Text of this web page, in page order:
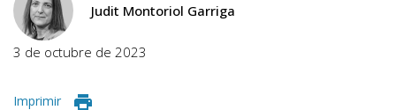
Judit Montoriol Garriga
3 de octubre de 2023
Imprimir